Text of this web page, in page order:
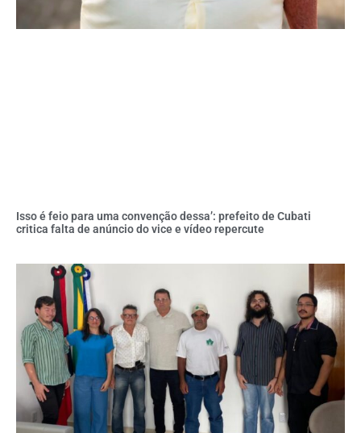
Isso é feio para uma convenção dessa’: prefeito de Cubati
critica falta de anúncio do vice e vídeo repercute